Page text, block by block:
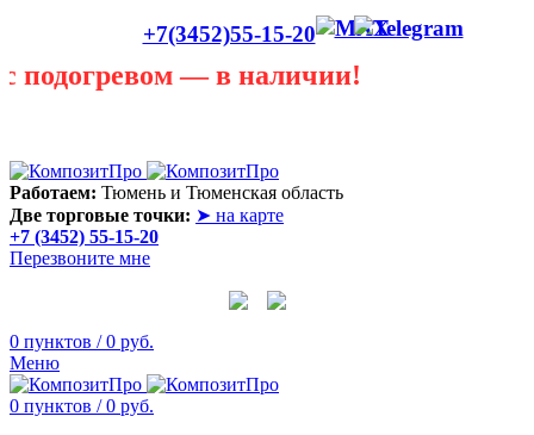
+7(3452)55-15-20
— в наличии!
Работаем: Тюмень и Тюменская область
Две торговые точки: ➤ на карте
+7 (3452) 55-15-20
Перезвоните мне
0 пунктов / 0 руб.
Меню
0 пунктов / 0 руб.